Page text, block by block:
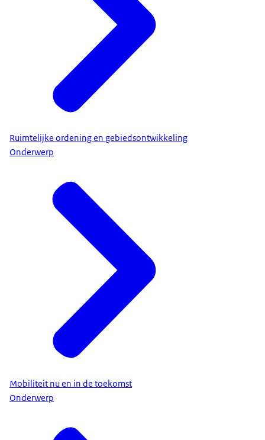
Ruimtelijke ordening en gebiedsontwikkeling
Onderwerp
Mobiliteit nu en in de toekomst
Onderwerp